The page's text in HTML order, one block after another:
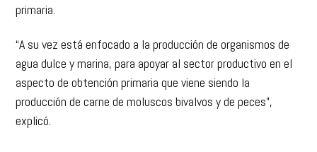
primaria.
“A su vez está enfocado a la producción de organismos de
agua dulce y marina, para apoyar al sector productivo en el
aspecto de obtención primaria que viene siendo la
producción de carne de moluscos bivalvos y de peces”,
explicó.